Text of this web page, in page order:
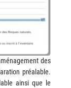
des
préalable.
ainsi que le